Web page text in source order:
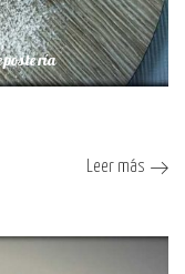
Leer más